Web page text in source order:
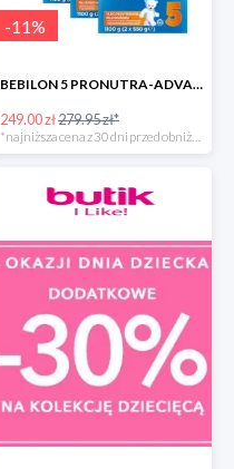
-11%
BEBILON 5 PRONUTRA-ADVANCE MLEKO MODYFIKOWANE
249.00 zł279.95 zł*